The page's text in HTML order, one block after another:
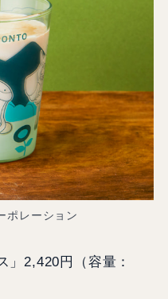
ポレーション
」2,420円（容量：